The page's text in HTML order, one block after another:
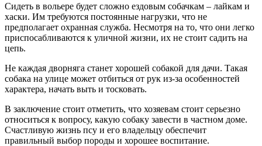
Сидеть в вольере будет сложно ездовым собачкам – лайкам и
хаски. Им требуются постоянные нагрузки, что не
предполагает охранная служба. Несмотря на то, что они легко
приспосабливаются к уличной жизни, их не стоит садить на
цепь.
Не каждая дворняга станет хорошей собакой для дачи. Такая
собака на улице может отбиться от рук из-за особенностей
характера, начать выть и тосковать.
В заключение стоит отметить, что хозяевам стоит серьезно
относиться к вопросу, какую собаку завести в частном доме.
Счастливую жизнь псу и его владельцу обеспечит
правильный выбор породы и хорошее воспитание.